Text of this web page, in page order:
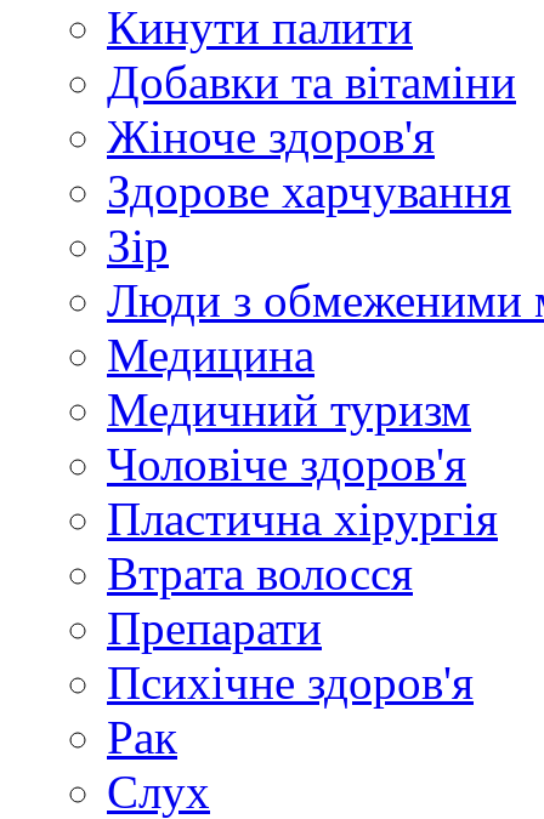
Кинути палити
Добавки та вітаміни
Жіноче здоров'я
Здорове харчування
Зір
Люди з обмеженими
Медицина
Медичний туризм
Чоловіче здоров'я
Пластична хірургія
Втрата волосся
Препарати
Психічне здоров'я
Рак
Слух